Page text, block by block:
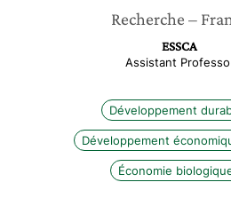
Recherche –
ESSCA
Assistant
Développement
Développement
Économie